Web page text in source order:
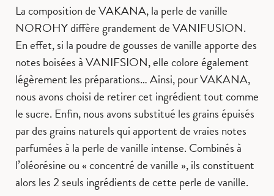
La composition de VAKANA, la perle de vanille
NOROHY diffère grandement de VANIFUSION.
En effet, si la poudre de gousses de vanille apporte des
notes boisées à VANIFSION, elle colore également
légèrement les préparations… Ainsi, pour VAKANA,
nous avons choisi de retirer cet ingrédient tout comme
le sucre. Enfin, nous avons substitué les grains épuisés
par des grains naturels qui apportent de vraies notes
parfumées à la perle de vanille intense. Combinés à
l’oléorésine ou « concentré de vanille », ils constituent
alors les 2 seuls ingrédients de cette perle de vanille.